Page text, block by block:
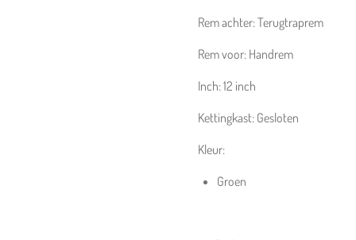
Rem achter:Terugtraprem
Rem voor: Handrem
Inch:12 inch
Kettingkast: Gesloten
Kleur:
Groen